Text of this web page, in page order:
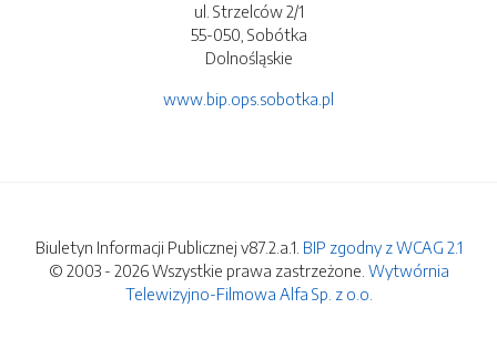
ul. Strzelców 2/1
55-050, Sobótka
Dolnośląskie
www.bip.ops.sobotka.pl
Biuletyn Informacji Publicznej v87.2.a.1. BIP zgodny z WCAG 2.1
© 2003 - 2026 Wszystkie prawa zastrzeżone. Wytwórnia
Telewizyjno-Filmowa Alfa Sp. z o.o.